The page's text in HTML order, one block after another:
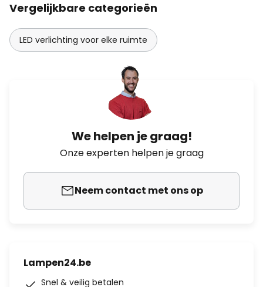
Vergelijkbare categorieën
LED verlichting voor elke ruimte
We helpen je graag!
Onze experten helpen je graag
Neem contact met ons op
Lampen24.be
Snel & veilig betalen